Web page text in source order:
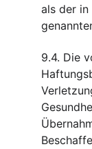
als der in
9.4. Die